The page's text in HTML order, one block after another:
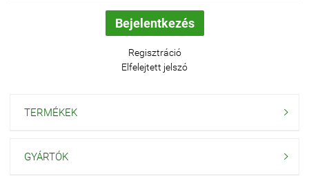
Regisztráció
Elfelejtett jelszó
TERMÉKEK 
GYÁRTÓK 